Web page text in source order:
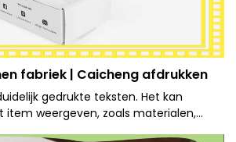
fabriek | Caicheng afdrukken
gedrukte teksten. Het kan
weergeven, zoals materialen,